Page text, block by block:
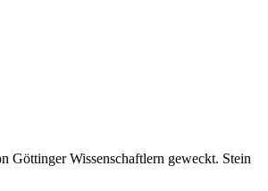
Göttinger Wissenschaftlern geweckt. Stein